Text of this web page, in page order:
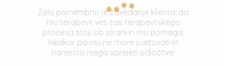
Zelo pomembno je zavedanje klienta, da
mu terapevt ves čas terapevtskega
procesa stoji ob strani in mu pomaga,
nikakor pa mu ne more svetovati in
namesto njega sprejeti odločitve.